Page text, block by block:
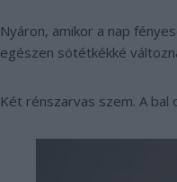
Nyáron, amikor a nap
egészen sötétkékké
Két rénszarvas szem. A